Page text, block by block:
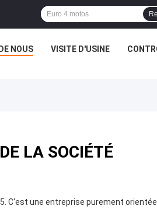
NOUS VISITE D'USINE
LA SOCIÉTÉ
C'est une entreprise purement